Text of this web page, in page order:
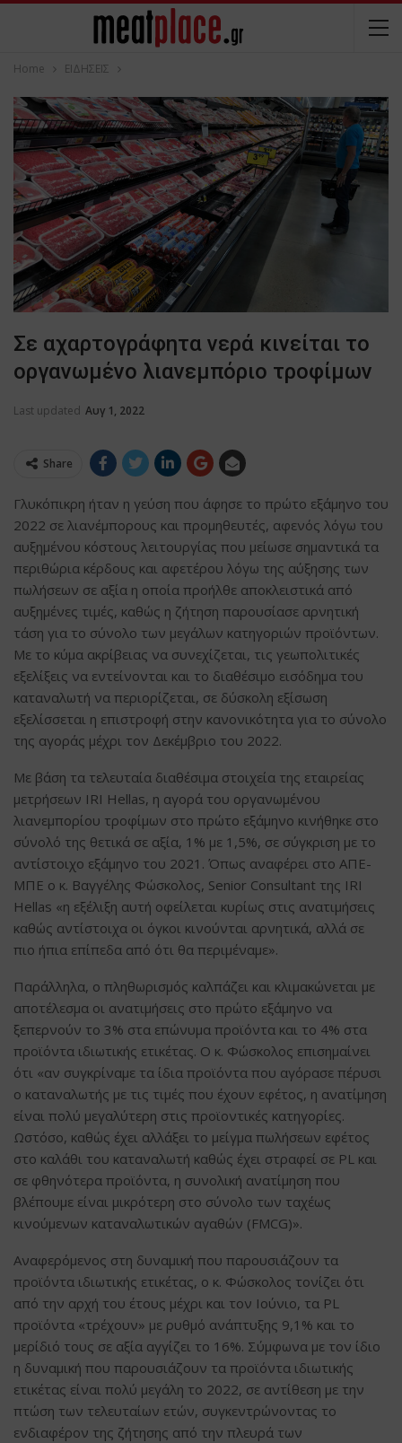
Home ΕΙΔΗΣΕΙΣ
Σε αχαρτογράφητα νερά κινείται το
οργανωμένο λιανεμπόριο τροφίμων
Last updated Αυγ 1, 2022
Share
Γλυκόπικρη ήταν η γεύση που άφησε το πρώτο εξάμηνο του
2022 σε λιανέμπορους και προμηθευτές, αφενός λόγω του
αυξημένου κόστους λειτουργίας που μείωσε σημαντικά τα
περιθώρια κέρδους και αφετέρου λόγω της αύξησης των
πωλήσεων σε αξία η οποία προήλθε αποκλειστικά από
αυξημένες τιμές, καθώς η ζήτηση παρουσίασε αρνητική
τάση για το σύνολο των μεγάλων κατηγοριών προϊόντων.
Με το κύμα ακρίβειας να συνεχίζεται, τις γεωπολιτικές
εξελίξεις να εντείνονται και το διαθέσιμο εισόδημα του
καταναλωτή να περιορίζεται, σε δύσκολη εξίσωση
εξελίσσεται η επιστροφή στην κανονικότητα για το σύνολο
της αγοράς μέχρι τον Δεκέμβριο του 2022.
Με βάση τα τελευταία διαθέσιμα στοιχεία της εταιρείας
μετρήσεων IRI Hellas, η αγορά του οργανωμένου
λιανεμπορίου τροφίμων στο πρώτο εξάμηνο κινήθηκε στο
σύνολό της θετικά σε αξία, 1% με 1,5%, σε σύγκριση με το
αντίστοιχο εξάμηνο του 2021. Όπως αναφέρει στο ΑΠΕ-
ΜΠΕ ο κ. Βαγγέλης Φώσκολος, Senior Consultant της IRI
Hellas «η εξέλιξη αυτή οφείλεται κυρίως στις ανατιμήσεις
καθώς αντίστοιχα οι όγκοι κινούνται αρνητικά, αλλά σε
πιο ήπια επίπεδα από ότι θα περιμέναμε».
Παράλληλα, ο πληθωρισμός καλπάζει και κλιμακώνεται με
αποτέλεσμα οι ανατιμήσεις στο πρώτο εξάμηνο να
ξεπερνούν το 3% στα επώνυμα προϊόντα και το 4% στα
προϊόντα ιδιωτικής ετικέτας. Ο κ. Φώσκολος επισημαίνει
ότι «αν συγκρίναμε τα ίδια προϊόντα που αγόρασε πέρυσι
ο καταναλωτής με τις τιμές που έχουν εφέτος, η ανατίμηση
είναι πολύ μεγαλύτερη στις προϊοντικές κατηγορίες.
Ωστόσο, καθώς έχει αλλάξει το μείγμα πωλήσεων εφέτος
στο καλάθι του καταναλωτή καθώς έχει στραφεί σε PL και
σε φθηνότερα προϊόντα, η συνολική ανατίμηση που
βλέπουμε είναι μικρότερη στο σύνολο των ταχέως
κινούμενων καταναλωτικών αγαθών (FMCG)».
Αναφερόμενος στη δυναμική που παρουσιάζουν τα
προϊόντα ιδιωτικής ετικέτας, ο κ. Φώσκολος τονίζει ότι
από την αρχή του έτους μέχρι και τον Ιούνιο, τα PL
προϊόντα «τρέχουν» με ρυθμό ανάπτυξης 9,1% και το
μερίδιό τους σε αξία αγγίζει το 16%. Σύμφωνα με τον ίδιο
η δυναμική που παρουσιάζουν τα προϊόντα ιδιωτικής
ετικέτας είναι πολύ μεγάλη το 2022, σε αντίθεση με την
πτώση των τελευταίων ετών, συγκεντρώνοντας το
ενδιαφέρον της ζήτησης από την πλευρά των